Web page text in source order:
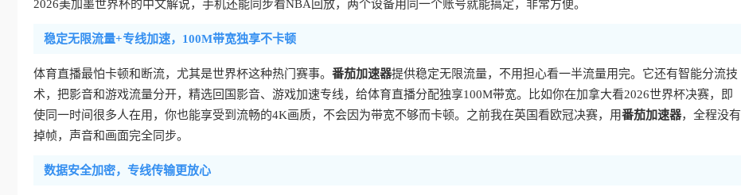
2026美加墨世界杯的中文解说，手机还能同步看NBA回放，两个设备用同一个账号就能搞定，非常方便。
稳定无限流量+专线加速，100M带宽独享不卡顿
体育直播最怕卡顿和断流，尤其是世界杯这种热门赛事。 番茄加速器提供稳定无限流量，不用担心看一半流量用完。它还有智能分流技
术，把影音和游戏流量分开，精选回国影音、游戏加速专线，给体育直播分配独享100M带宽。比如你在加拿大看2026世界杯决赛，即
使同一时间很多人在用，你也能享受到流畅的4K画质，不会因为带宽不够而卡顿。之前我在英国看欧冠决赛，用番茄加速器，全程没有
掉帧，声音和画面完全同步。
数据安全加密，专线传输更放心